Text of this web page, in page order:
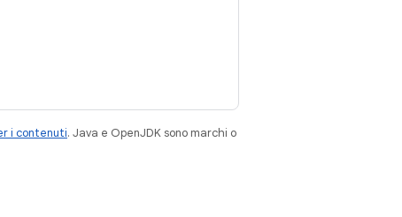
i contenuti. Java e OpenJDK sono marchi o